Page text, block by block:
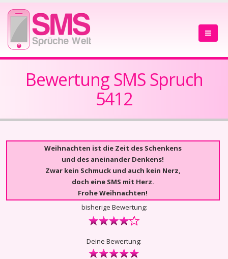
Bewertung SMS Spruch
5412
Weihnachten ist die Zeit des Schenkens
und des aneinander Denkens!
Zwar kein Schmuck und auch kein Nerz,
doch eine SMS mit Herz.
Frohe Weihnachten!
bisherige Bewertung:
Deine Bewertung: